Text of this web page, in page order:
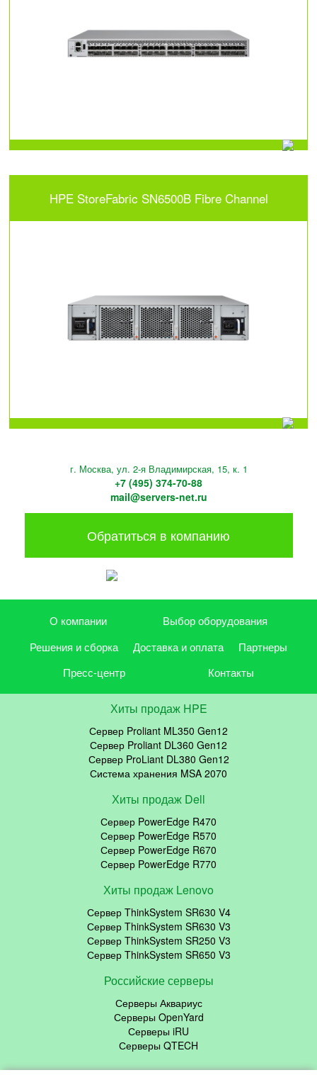
HPE StoreFabric SN6500B Fibre Channel
г. Москва, ул. 2-я Владимирская, 15, к. 1
+7 (495) 374-70-88
mail@servers-net.ru
Обратиться в компанию
О компании
Выбор оборудования
Решения и сборка
Доставка и оплата
Партнеры
Пресс-центр
Контакты
Хиты продаж HPE
Сервер Proliant ML350 Gen12
Сервер Proliant DL360 Gen12
Сервер ProLiant DL380 Gen12
Система хранения MSA 2070
Хиты продаж Dell
Сервер PowerEdge R470
Сервер PowerEdge R570
Сервер PowerEdge R670
Сервер PowerEdge R770
Хиты продаж Lenovo
Сервер ThinkSystem SR630 V4
Сервер ThinkSystem SR630 V3
Сервер ThinkSystem SR250 V3
Сервер ThinkSystem SR650 V3
Российские серверы
Серверы Аквариус
Серверы OpenYard
Серверы iRU
Серверы QTECH